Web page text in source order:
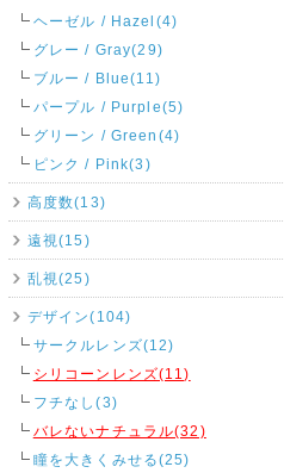
ヘーゼル / Hazel(4)
グレー / Gray(29)
ブルー / Blue(11)
パープル / Purple(5)
グリーン / Green(4)
ピンク / Pink(3)
高度数(13)
遠視(15)
乱視(25)
デザイン(104)
サークルレンズ(12)
シリコーンレンズ(11)
フチなし(3)
バレないナチュラル(32)
瞳を大きくみせる(25)